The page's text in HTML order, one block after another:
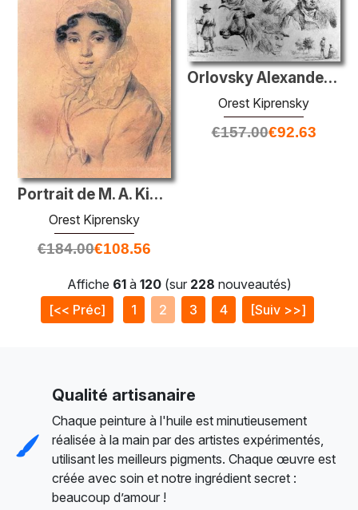
Orlovsky Alexander Osipovich
Orest Kiprensky
€157.00€92.63
Portrait de M. A. Kikina
Orest Kiprensky
€184.00€108.56
Affiche 61à 120(sur 228 nouveautés)
[<< Préc]
1 2 3 4 [Suiv >>]
Qualité artisanaire
Chaque peinture à l'huile est minutieusement
réalisée à la main par des artistes expérimentés,
utilisant les meilleurs pigments. Chaque œuvre est
créée avec soin et notre ingrédient secret :
beaucoup d’amour !